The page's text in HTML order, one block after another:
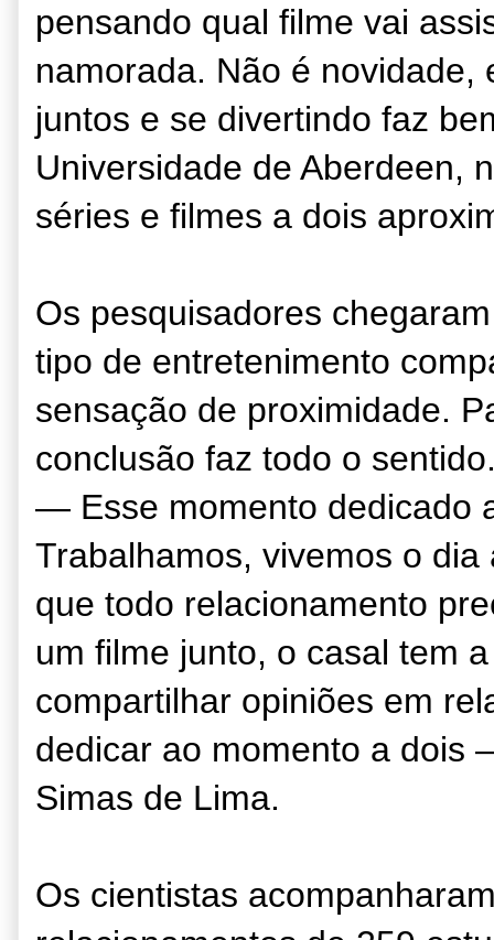
pensando qual filme vai
namorada. Não é
juntos e se divertindo faz
Universidade de Aberdeen,
séries e filmes a dois
Os pesquisadores
tipo de entretenimento
sensação de proximidade.
conclusão faz todo o
— Esse momento dedicado
Trabalhamos, vivemos o
que todo relacionamento
um filme junto, o casal tem
compartilhar opiniões em
dedicar ao momento a dois
Simas de Lima.
Os cientistas